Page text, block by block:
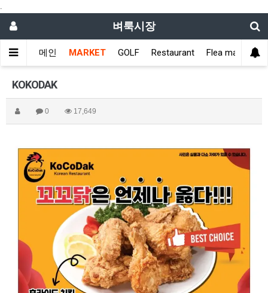
.
벼룩시장
메인 MARKET GOLF Restaurant Flea market
KOKODAK
0 17,649